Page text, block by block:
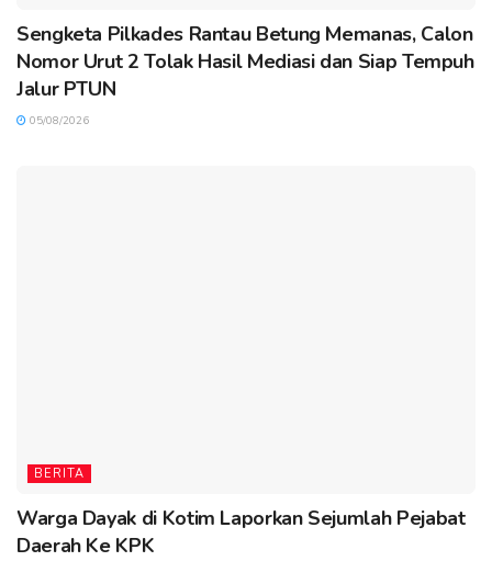
Sengketa Pilkades Rantau Betung Memanas, Calon
Nomor Urut 2 Tolak Hasil Mediasi dan Siap Tempuh
Jalur PTUN
05/08/2026
BERITA
Warga Dayak di Kotim Laporkan Sejumlah Pejabat
Daerah Ke KPK